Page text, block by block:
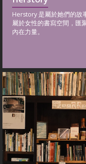
Herstory 是屬於她們的故
屬於女性的書寫空間，匯
內在力量。